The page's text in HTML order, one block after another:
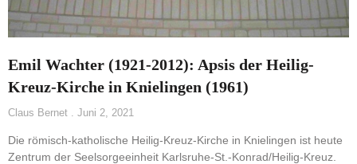
Emil Wachter (1921-2012): Apsis der Heilig-
Kreuz-Kirche in Knielingen (1961)
Claus Bernet Juni 2, 2021
Die römisch-katholische Heilig-Kreuz-Kirche in Knielingen ist heute
Zentrum der Seelsorgeeinheit Karlsruhe-St.-Konrad/Heilig-Kreuz.